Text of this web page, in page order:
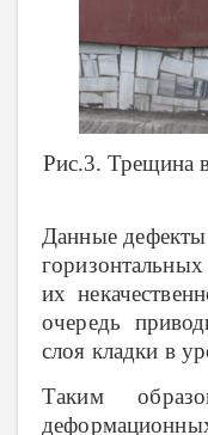
Рис.3. Трещина
Данные дефекты
их
очередь
слоя кладки в
Таким